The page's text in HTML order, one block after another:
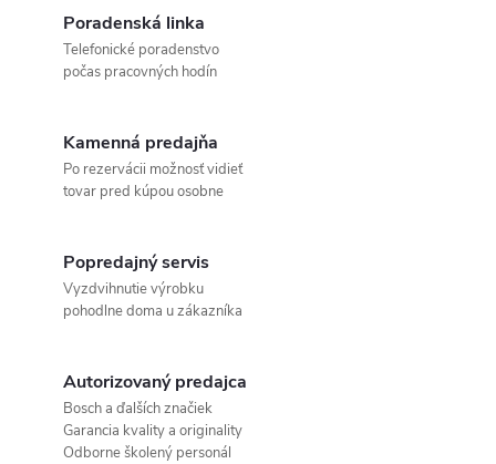
Poradenská linka
Telefonické poradenstvo
počas pracovných hodín
Kamenná predajňa
Po rezervácii možnosť vidieť
tovar pred kúpou osobne
Popredajný servis
Vyzdvihnutie výrobku
pohodlne doma u zákazníka
Autorizovaný predajca
Bosch a ďalších značiek
Garancia kvality a originality
Odborne školený personál